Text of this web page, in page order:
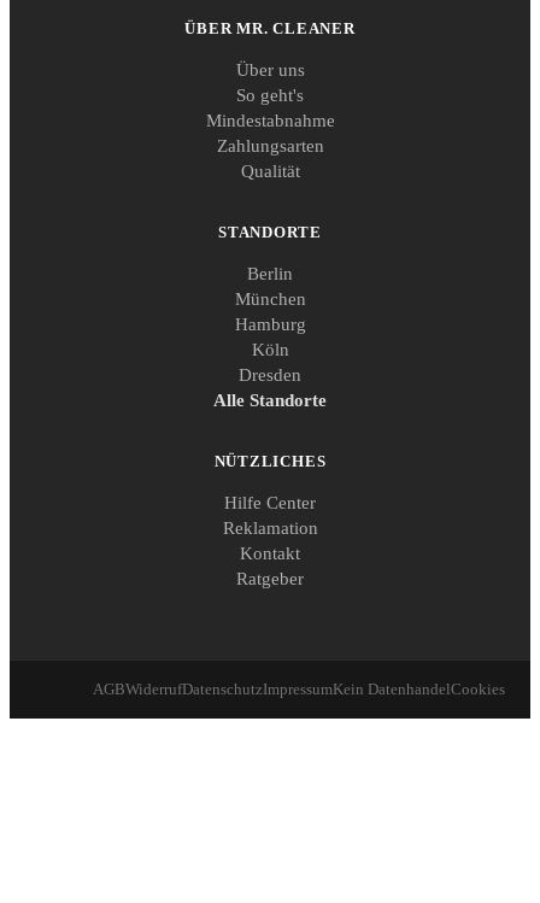
ÜBER MR. CLEANER
Über uns
So geht's
Mindestabnahme
Zahlungsarten
Qualität
STANDORTE
Berlin
München
Hamburg
Köln
Dresden
Alle Standorte
NÜTZLICHES
Hilfe Center
Reklamation
Kontakt
Ratgeber
AGBWiderrufDatenschutzImpressumKein DatenhandelCookies